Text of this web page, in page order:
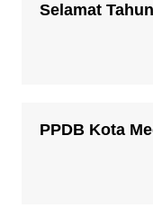
Selamat
PPDB Kota